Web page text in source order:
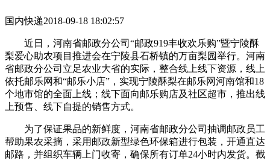
国内快递2018-09-18 18:02:57
近日，河南省邮政分公司“邮政919丰收欢乐购”暨宁陵酥
梨爱心助农项目推进会在宁陵县石桥镇的万亩梨园举行。河南
省邮政分公司立足农业大省的实际，整合线上线下资源，线上
依托邮乐网和“邮乐小店”，实现宁陵酥梨在邮乐网河南馆和18
个地市馆的全面上线；线下面向邮乐购店及社区超市，推出线
上预售、线下自提的销售方式。
为了保证果品的新鲜度，河南省邮政分公司抽调邮政员工
帮助果农采摘，采用邮政新型绿色环保箱进行包装，开通直达
邮路，并组织车辆上门收寄，确保所有订单24小时内发货。截